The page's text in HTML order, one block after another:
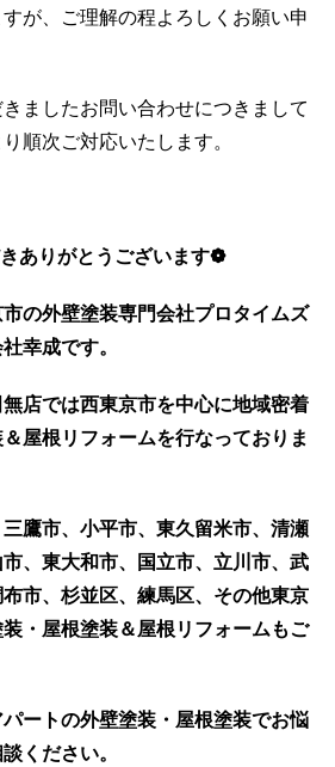
が、ご理解の程よろしくお願い申
ましたお問い合わせにつきまして
順次ご対応いたします。
ありがとうございます❁
の外壁塗装専門会社プロタイムズ
幸成です。
店では西東京市を中心に地域密着
屋根リフォームを行なっておりま
鷹市、小平市、東久留米市、清瀬
、東大和市、国立市、立川市、武
市、杉並区、練馬区、その他東京
・屋根塗装＆屋根リフォームもご
ートの外壁塗装・屋根塗装でお悩
ください。